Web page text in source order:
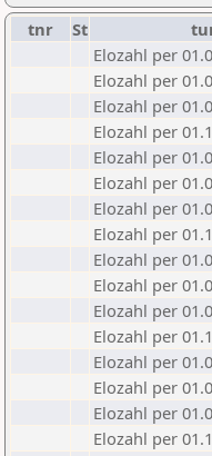
tnr St
Elozahl per
Elozahl per
Elozahl per
Elozahl per
Elozahl per
Elozahl per
Elozahl per
Elozahl per
Elozahl per
Elozahl per
Elozahl per
Elozahl per
Elozahl per
Elozahl per
Elozahl per
Elozahl per